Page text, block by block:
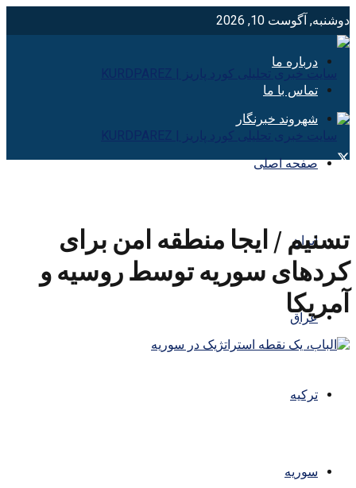
دوشنبه, آگوست 10, 2026
درباره ما
تماس با ما
شهروند خبرنگار
صفحه اصلی
ایران
عراق
ترکیه
سوریه
تسنیم / ایجا منطقه امن برای
کردهای سوریه توسط روسیه و
آمریکا